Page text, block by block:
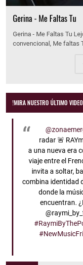
Gerina - Me Faltas Tu
Gerina - Me Faltas Tu
convencional, Me faltas
!MIRA NUESTRO ÚLTIMO
radar 🚨
a una nueva era
viaje entre el
invita a soltar,
combina identidad
donde la
encuentran.